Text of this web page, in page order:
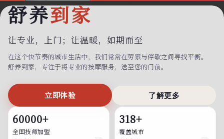
预约技师
舒养到家
让专业，上门； 让温暖，如期而至
在这个快节奏的城市生活中，我们常常在劳累与停歇之间寻找平衡。
舒养到家，专注于将专业的按摩服务，送至您的门前。
立即体验 了解更多
60000+
全国技师加盟
318+
覆盖城市